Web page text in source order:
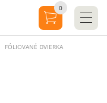
FÓLIOVANÉ DVIERKA
0